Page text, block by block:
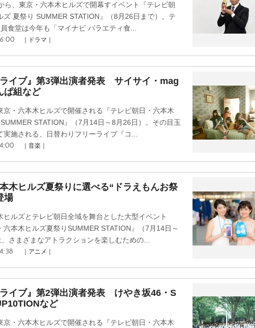
、東京・六本木ヒルズで開幕すイベント『テレビ朝
ズ 夏祭り SUMMER STATION』（8月26日まで）。テ
食堂は今年も「マイナビ バラエティ食...
｜ドラマ｜
ライブ』第3弾出演者発表 サイサイ・mag
ぱ組など
・六本木ヒルズで開催される『テレビ朝日・六本木
STATION』（7月14日～8月26日）。その目玉
実施される、日替わりフリーライブ『コ...
｜音楽｜
木ヒルズ夏祭りに選べる“ドラえもんお祭
場
ルズとテレビ朝日全域を舞台とした大型イベント
六本木ヒルズ夏祭りSUMMER STATION』（7月14日～
さまざまなアトラクションを楽しむための...
｜アニメ｜
ライブ』第2弾出演者発表 けやき坂46・S
など
・六本木ヒルズで開催される『テレビ朝日・六本木